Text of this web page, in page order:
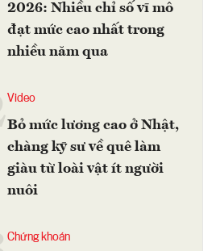
2026: Nhiều chỉ số vĩ mô
đạt mức cao nhất trong
nhiều năm qua
2Video
Bỏ mức lương cao ở Nhật,
chàng kỹ sư về quê làm
giàu từ loài vật ít người
nuôi
Chứng khoán